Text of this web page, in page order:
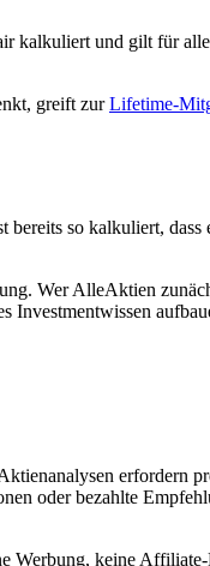
kalkuliert und gilt für
greift zur Lifetime-
so kalkuliert,
Wer AlleAktien
erfordern
oder bezahlte
Werbung, keine